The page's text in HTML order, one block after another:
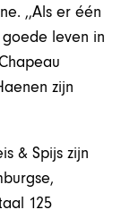
,,Als er één
leven in
zijn
& Spijs zijn
125